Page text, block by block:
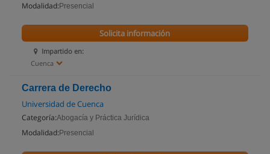
Modalidad: Presencial
Impartido en:
Cuenca
Solicita información
Carrera de Derecho
Universidad de Cuenca
Categoría:Abogacía y Práctica Jurídica
Modalidad: Presencial